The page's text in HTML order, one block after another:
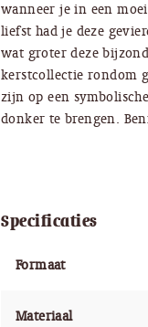
wanneer je in een
liefst had je deze
wat groter deze
kerstcollectie rondom
zijn op een
donker te brengen.
Specificaties
Formaat
Materiaal